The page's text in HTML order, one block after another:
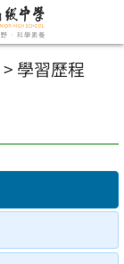
> 學習歷程